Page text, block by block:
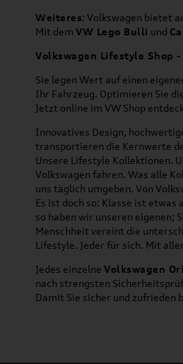
Weiteres: Volkswagen bietet
Mit dem VW Lego Bulli und
Volkswagen Lifestyle Shop
Sie legen Wert auf einen
Ihr Fahrzeug. Optimieren Sie
Jetzt online im VW Shop
Innovatives Design,
transportieren die Kernwerte
Unsere Lifestyle Kollektionen.
Volkswagen fahren. Was alle
uns täglich umgeben. Von
Es ist doch so: Klasse ist
so haben wir unseren
Menschheit vereint die
Lifestyle. Jeder für sich. Mit
Jedes einzelne Volkswagen
nach strengsten
Damit Sie sicher und zufrieden